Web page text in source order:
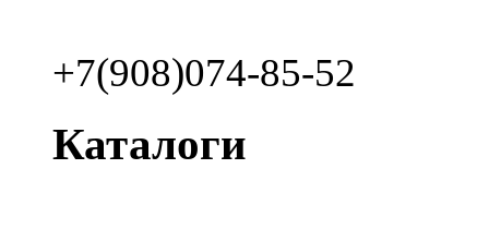
+7(908)074-85-52
Каталоги